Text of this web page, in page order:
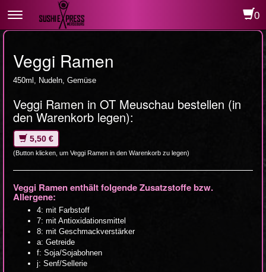
Toggle
0
Veggi Ramen
450ml, Nudeln, Gemüse
Veggi Ramen in OT Meuschau bestellen (in
den Warenkorb legen):
5,50 €
(Button klicken, um Veggi Ramen in den Warenkorb zu legen)
Veggi Ramen enthält folgende Zusatzstoffe bzw.
Allergene:
4: mit Farbstoff
7: mit Antioxidationsmittel
8: mit Geschmackverstärker
a: Getreide
f: Soja/Sojabohnen
j: Senf/Sellerie